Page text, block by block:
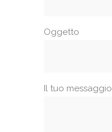
Oggetto
Il tuo messaggio